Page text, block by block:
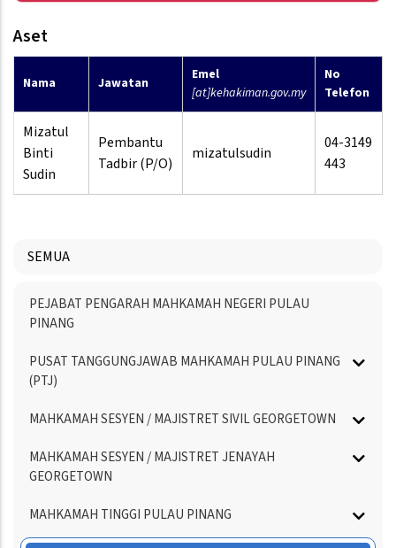
Aset
Nama Jawatan
Emel
[at]kehakiman.gov.my
No
Telefon
Mizatul
Binti
Sudin
Pembantu
Tadbir (P/O)
mizatulsudin
04-3149
443
SEMUA
Menu
Directory
PEJABAT PENGARAH MAHKAMAH NEGERI PULAU
PINANG
PUSAT TANGGUNGJAWAB MAHKAMAH PULAU PINANG
(PTJ)
MAHKAMAH SESYEN / MAJISTRET SIVIL GEORGETOWN
MAHKAMAH SESYEN / MAJISTRET JENAYAH
GEORGETOWN
MAHKAMAH TINGGI PULAU PINANG